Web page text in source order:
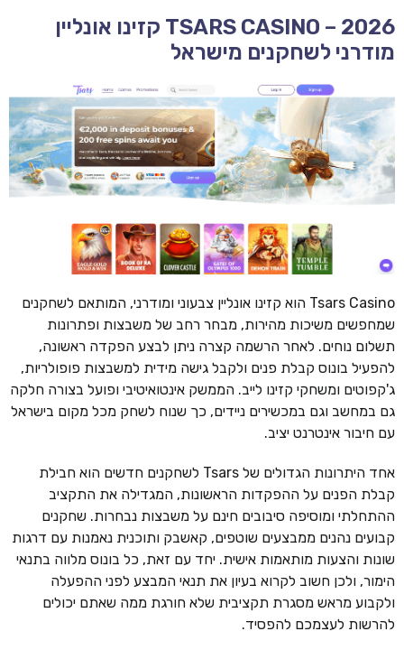
TSARS CASINO – 2026 קזינו אונליין
מודרני לשחקנים מישראל
Tsars Casino הוא קזינו אונליין צבעוני ומודרני, המותאם לשחקנים
שמחפשים משיכות מהירות, מבחר רחב של משבצות ופתרונות
תשלום נוחים. לאחר הרשמה קצרה ניתן לבצע הפקדה ראשונה,
להפעיל בונוס קבלת פנים ולקבל גישה מידית למשבצות פופולריות,
ג'קפוטים ומשחקי קזינו לייב. הממשק אינטואיטיבי ופועל בצורה חלקה
גם במחשב וגם במכשירים ניידים, כך שנוח לשחק מכל מקום בישראל
עם חיבור אינטרנט יציב.
אחד היתרונות הגדולים של Tsars לשחקנים חדשים הוא חבילת
קבלת הפנים על ההפקדות הראשונות, המגדילה את התקציב
ההתחלתי ומוסיפה סיבובים חינם על משבצות נבחרות. שחקנים
קבועים נהנים ממבצעים שוטפים, קאשבק ותוכנית נאמנות עם דרגות
שונות והצעות מותאמות אישית. יחד עם זאת, כל בונוס מלווה בתנאי
הימור, ולכן חשוב לקרוא בעיון את תנאי המבצע לפני ההפעלה
ולקבוע מראש מסגרת תקציבית שלא חורגת ממה שאתם יכולים
להרשות לעצמכם להפסיד.